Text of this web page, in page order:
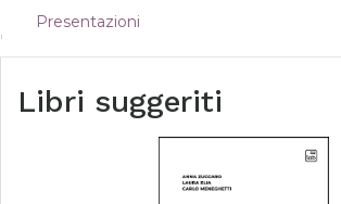
Presentazioni
Libri suggeriti